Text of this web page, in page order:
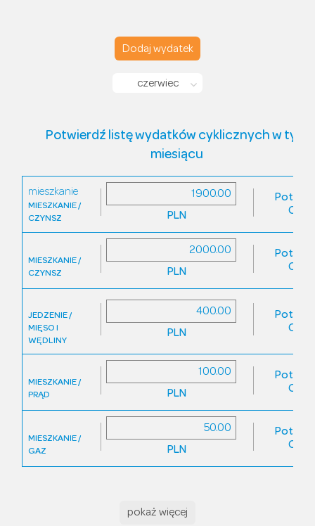
Dodaj wydatek
czerwiec
Potwierdź listę wydatków cyklicznych w tym
miesiącu
mieszkanie
MIESZKANIE /
CZYNSZ
PLN
MIESZKANIE /
CZYNSZ
PLN
JEDZENIE /
MIĘSO I
WĘDLINY
PLN
MIESZKANIE /
PRĄD
PLN
MIESZKANIE /
GAZ
PLN
pokaż więcej